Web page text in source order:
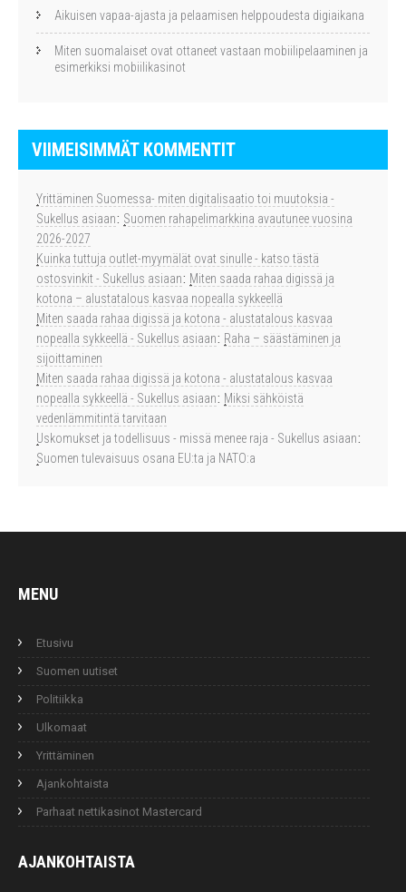
Aikuisen vapaa-ajasta ja pelaamisen helppoudesta digiaikana
Miten suomalaiset ovat ottaneet vastaan mobiilipelaaminen ja
esimerkiksi mobiilikasinot
VIIMEISIMMÄT KOMMENTIT
Yrittäminen Suomessa- miten digitalisaatio toi muutoksia -
Sukellus asiaan: Suomen rahapelimarkkina avautunee vuosina
2026-2027
Kuinka tuttuja outlet-myymälät ovat sinulle - katso tästä
ostosvinkit - Sukellus asiaan: Miten saada rahaa digissä ja
kotona – alustatalous kasvaa nopealla sykkeellä
Miten saada rahaa digissä ja kotona - alustatalous kasvaa
nopealla sykkeellä - Sukellus asiaan: Raha – säästäminen ja
sijoittaminen
Miten saada rahaa digissä ja kotona - alustatalous kasvaa
nopealla sykkeellä - Sukellus asiaan: Miksi sähköistä
vedenlämmitintä tarvitaan
Uskomukset ja todellisuus - missä menee raja - Sukellus asiaan:
Suomen tulevaisuus osana EU:ta ja NATO:a
MENU
Etusivu
Suomen uutiset
Politiikka
Ulkomaat
Yrittäminen
Ajankohtaista
Parhaat nettikasinot Mastercard
AJANKOHTAISTA